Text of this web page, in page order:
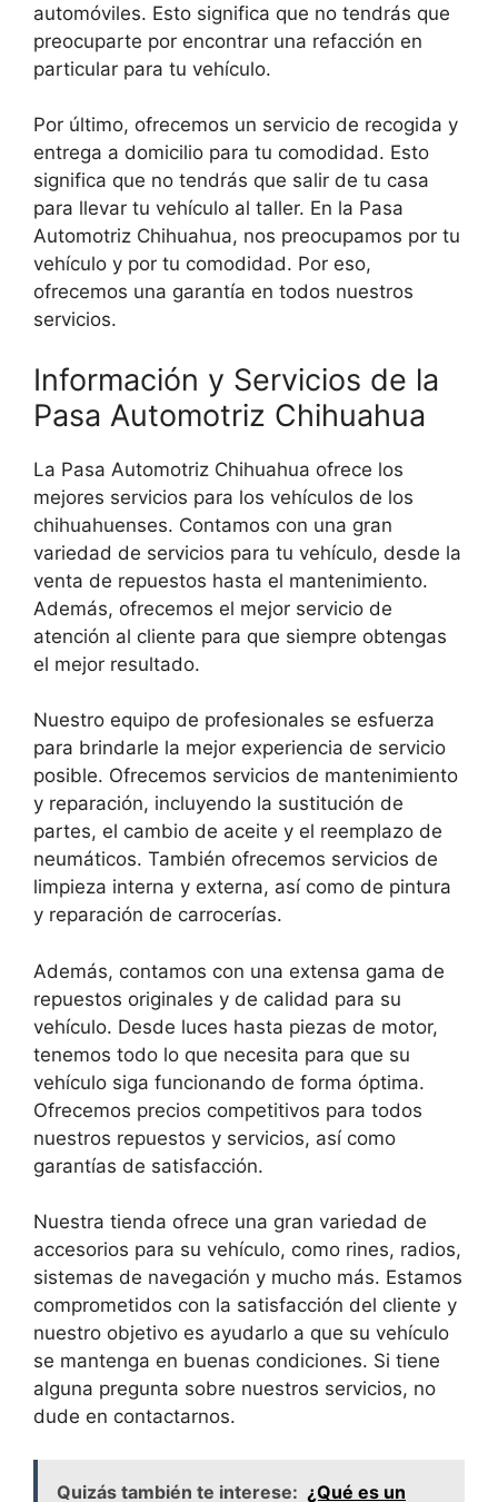
automóviles. Esto significa que no tendrás que
preocuparte por encontrar una refacción en
particular para tu vehículo.
Por último, ofrecemos un servicio de recogida y
entrega a domicilio para tu comodidad. Esto
significa que no tendrás que salir de tu casa
para llevar tu vehículo al taller. En la Pasa
Automotriz Chihuahua, nos preocupamos por tu
vehículo y por tu comodidad. Por eso,
ofrecemos una garantía en todos nuestros
servicios.
Información y Servicios de la
Pasa Automotriz Chihuahua
La Pasa Automotriz Chihuahua ofrece los
mejores servicios para los vehículos de los
chihuahuenses. Contamos con una gran
variedad de servicios para tu vehículo, desde la
venta de repuestos hasta el mantenimiento.
Además, ofrecemos el mejor servicio de
atención al cliente para que siempre obtengas
el mejor resultado.
Nuestro equipo de profesionales se esfuerza
para brindarle la mejor experiencia de servicio
posible. Ofrecemos servicios de mantenimiento
y reparación, incluyendo la sustitución de
partes, el cambio de aceite y el reemplazo de
neumáticos. También ofrecemos servicios de
limpieza interna y externa, así como de pintura
y reparación de carrocerías.
Además, contamos con una extensa gama de
repuestos originales y de calidad para su
vehículo. Desde luces hasta piezas de motor,
tenemos todo lo que necesita para que su
vehículo siga funcionando de forma óptima.
Ofrecemos precios competitivos para todos
nuestros repuestos y servicios, así como
garantías de satisfacción.
Nuestra tienda ofrece una gran variedad de
accesorios para su vehículo, como rines, radios,
sistemas de navegación y mucho más. Estamos
comprometidos con la satisfacción del cliente y
nuestro objetivo es ayudarlo a que su vehículo
se mantenga en buenas condiciones. Si tiene
alguna pregunta sobre nuestros servicios, no
dude en contactarnos.
Quizás también te interese: ¿Qué es un